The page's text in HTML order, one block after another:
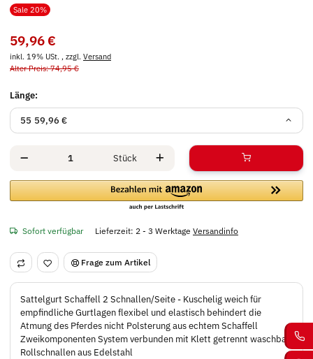
Sale 20%
59,96 €
inkl. 19% USt. , zzgl. Versand
Alter Preis: 74,95 €
Länge:
55 59,96 €
Stück
Sofort verfügbar Lieferzeit: 2 - 3 Werktage Versandinfo
Frage zum Artikel
Sattelgurt Schaffell 2 Schnallen/Seite - Kuschelig weich für
empfindliche Gurtlagen flexibel und elastisch behindert die
Atmung des Pferdes nicht Polsterung aus echtem Schaffell
Zweikomponenten System verbunden mit Klett getrennt waschbar
Rollschnallen aus Edelstahl